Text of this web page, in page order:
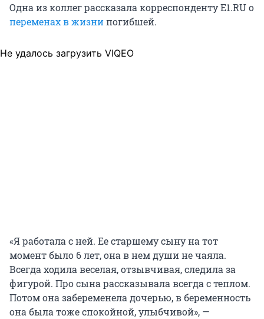
Одна из коллег рассказала корреспонденту E1.RU о
переменах в жизнипогибшей.
Не удалось загрузить VIQEO
«Я работала с ней. Ее старшему сыну на тот
момент было 6 лет, она в нем души не чаяла.
Всегда ходила веселая, отзывчивая, следила за
фигурой. Про сына рассказывала всегда с теплом.
Потом она забеременела дочерью, в беременность
она была тоже спокойной, улыбчивой», —